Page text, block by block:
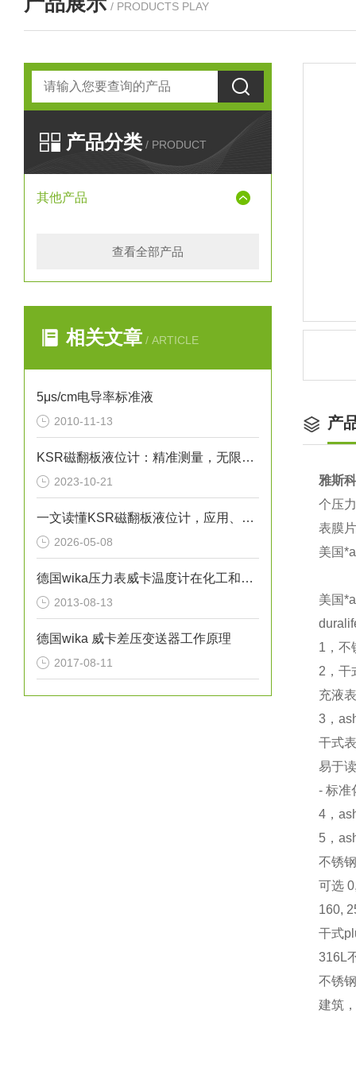
/ PRODUCTS PLAY
产品分类 / PRODUCT
其他产品
查看全部产品
相关文章 / ARTICLE
5μs/cm电导率标准液
2010-11-13
KSR磁翻板液位计：精准测量，无限可能
2023-10-21
一文读懂KSR磁翻板液位计，应用、操作与养护
2026-05-08
德国wika压力表威卡温度计在化工和石油行业的应用
2013-08-13
德国wika 威卡差压变送器工作原理
2017-08-11
产
雅斯
个压
表膜
美国
美国
1，不
2，干
充液
3，
干式
易于
- 标准
4，
5，
不锈
可选
160,
干式
316L
不锈
建筑